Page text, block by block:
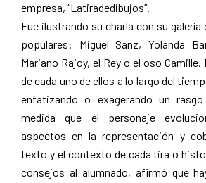
empresa, “Latiradedibujos”.
Fue ilustrando su charla con su
populares: Miguel Sanz, Yolanda
Mariano Rajoy, el Rey o el oso
de cada uno de ellos a lo largo del
enfatizando o exagerando un
medida que el personaje
aspectos en la representación y
texto y el contexto de cada tira o
consejos al alumnado, afirmó que